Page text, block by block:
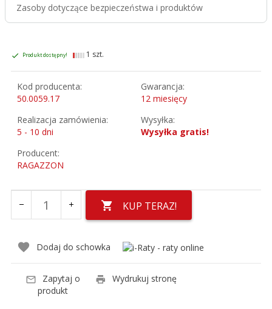
Zasoby dotyczące bezpieczeństwa i produktów
Produkt dostępny! 1 szt.
Kod producenta:
50.0059.17
Gwarancja:
12 miesięcy
Realizacja zamówienia:
5 - 10 dni
Wysyłka:
Wysyłka gratis!
Producent:
RAGAZZON
KUP TERAZ!
Dodaj do schowka
Zapytaj o
produkt
Wydrukuj stronę